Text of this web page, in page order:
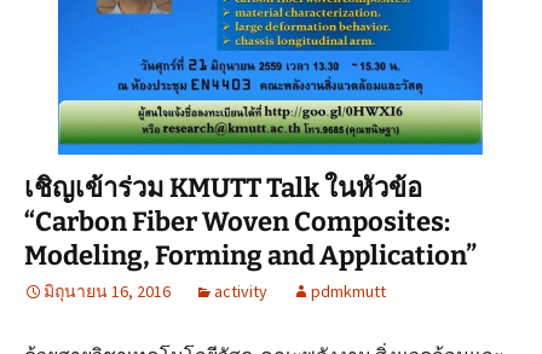
เชิญเข้าร่วม KMUTT Talk ในหัวข้อ
“Carbon Fiber Woven Composites:
Modeling, Forming and Application”
มิถุนายน 16, 2016 activity pdmkmutt